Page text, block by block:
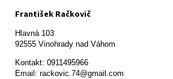
František Račkovič
Hlavná 103
92555 Vinohrady nad Váhom
Kontakt: 0911495966
Email: rackovic.74@gmail.com